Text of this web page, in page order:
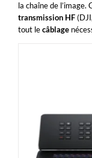
la chaîne de
transmission HF
tout lecâblage